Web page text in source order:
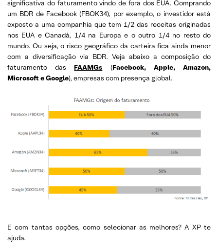
significativa do faturamento vindo de fora dos EUA. Comprando
um BDR de Facebook (FBOK34), por exemplo, o investidor está
exposto a uma companhia que tem 1/2 das receitas originadas
nos EUA e Canadá, 1/4 na Europa e o outro 1/4 no resto do
mundo. Ou seja, o risco geográfico da carteira fica ainda menor
com a diversificação via BDR. Veja abaixo a composição do
faturamento das FAAMGs (Facebook, Apple, Amazon,
Microsoft e Google), empresas com presença global.
E com tantas opções, como selecionar as melhores? A XP te
ajuda.